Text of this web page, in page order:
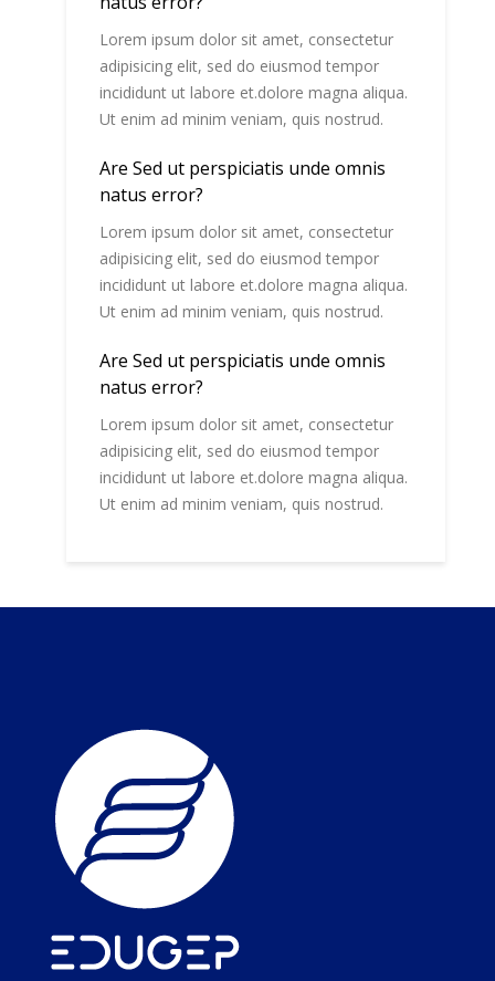
Lorem ipsum dolor sit amet, consectetur
adipisicing elit, sed do eiusmod tempor
incididunt ut labore et.dolore magna aliqua.
Ut enim ad minim veniam, quis nostrud.
Are Sed ut perspiciatis unde omnis
natus error?
Lorem ipsum dolor sit amet, consectetur
adipisicing elit, sed do eiusmod tempor
incididunt ut labore et.dolore magna aliqua.
Ut enim ad minim veniam, quis nostrud.
Are Sed ut perspiciatis unde omnis
natus error?
Lorem ipsum dolor sit amet, consectetur
adipisicing elit, sed do eiusmod tempor
incididunt ut labore et.dolore magna aliqua.
Ut enim ad minim veniam, quis nostrud.